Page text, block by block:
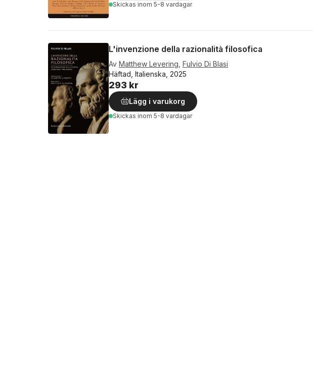
Skickas inom 5-8 vardagar
L'invenzione della razionalità filosofica
Av Matthew Levering Fulvio Di Blasi
Häftad, Italienska, 2025
293 kr
Lägg i varukorg
Skickas inom 5-8 vardagar